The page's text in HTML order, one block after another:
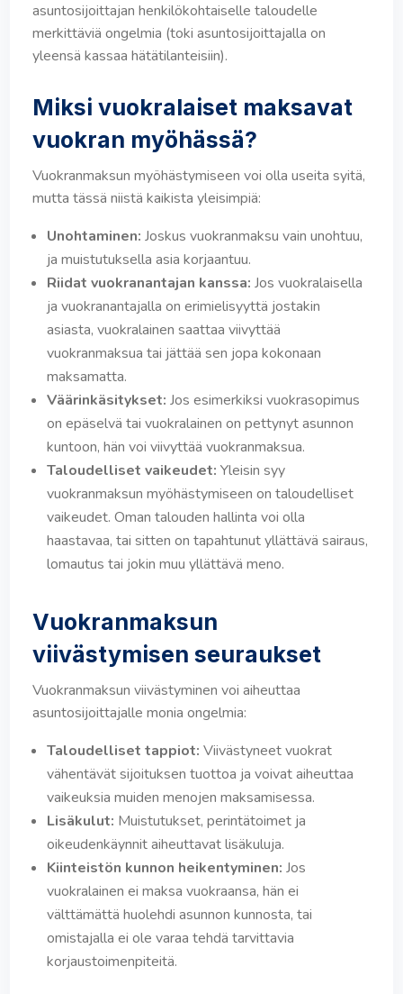
asuntosijoittajan henkilökohtaiselle taloudelle
merkittäviä ongelmia (toki asuntosijoittajalla on
yleensä kassaa hätätilanteisiin).
Miksi vuokralaiset maksavat
vuokran myöhässä?
Vuokranmaksun myöhästymiseen voi olla useita syitä,
mutta tässä niistä kaikista yleisimpiä:
Unohtaminen: Joskus vuokranmaksu vain unohtuu,
ja muistutuksella asia korjaantuu.
Riidat vuokranantajan kanssa: Jos vuokralaisella
ja vuokranantajalla on erimielisyyttä jostakin
asiasta, vuokralainen saattaa viivyttää
vuokranmaksua tai jättää sen jopa kokonaan
maksamatta.
Väärinkäsitykset: Jos esimerkiksi vuokrasopimus
on epäselvä tai vuokralainen on pettynyt asunnon
kuntoon, hän voi viivyttää vuokranmaksua.
Taloudelliset vaikeudet: Yleisin syy
vuokranmaksun myöhästymiseen on taloudelliset
vaikeudet. Oman talouden hallinta voi olla
haastavaa, tai sitten on tapahtunut yllättävä sairaus,
lomautus tai jokin muu yllättävä meno.
Vuokranmaksun
viivästymisen seuraukset
Vuokranmaksun viivästyminen voi aiheuttaa
asuntosijoittajalle monia ongelmia:
Taloudelliset tappiot: Viivästyneet vuokrat
vähentävät sijoituksen tuottoa ja voivat aiheuttaa
vaikeuksia muiden menojen maksamisessa.
Lisäkulut: Muistutukset, perintätoimet ja
oikeudenkäynnit aiheuttavat lisäkuluja.
Kiinteistön kunnon heikentyminen: Jos
vuokralainen ei maksa vuokraansa, hän ei
välttämättä huolehdi asunnon kunnosta, tai
omistajalla ei ole varaa tehdä tarvittavia
korjaustoimenpiteitä.